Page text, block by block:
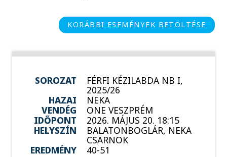
KORÁBBI ESEMÉNYEK BETÖLTÉSE
SOROZAT FÉRFI KÉZILABDA NB I,
2025/26
HAZAI
NEKA
VENDÉG
ONE VESZPRÉM
IDŐPONT
2026. MÁJUS 20. 18:15
HELYSZÍN
BALATONBOGLÁR, NEKA
CSARNOK
EREDMÉNY
40-51